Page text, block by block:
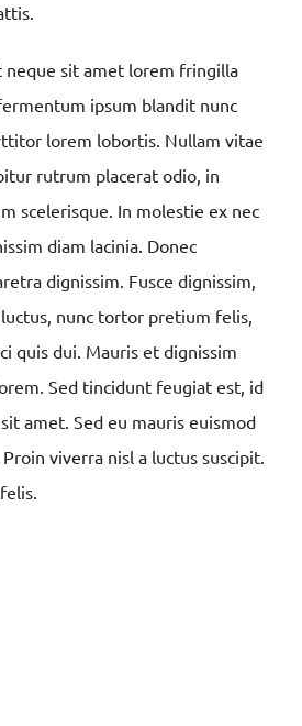
neque sit amet lorem fringilla
ipsum blandit nunc
lorem lobortis. Nullam vitae
rutrum placerat odio, in
scelerisque. In molestie ex nec
diam lacinia. Donec
dignissim. Fusce dignissim,
nunc tortor pretium felis,
quis dui. Mauris et dignissim
Sed tincidunt feugiat est, id
amet. Sed eu mauris euismod
viverra nisl a luctus suscipit.